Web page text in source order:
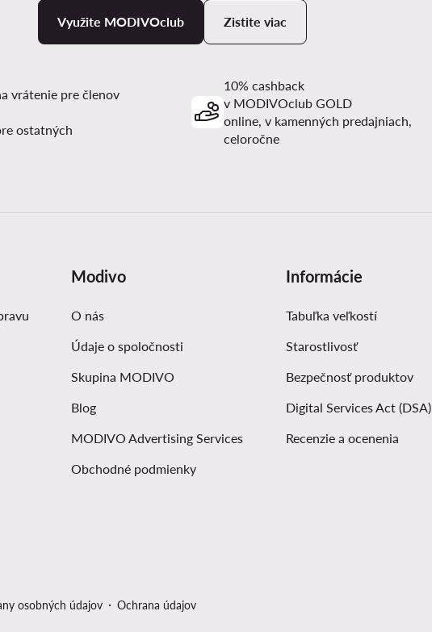
Využite MODIVOclub Zistite viac
vrátenie pre členov
ostatných
10% cashback
v MODIVOclub GOLD
online, v kamenných predajniach,
celoročne
Modivo
O nás
Údaje o spoločnosti
Skupina MODIVO
Blog
MODIVO Advertising Services
Obchodné podmienky
Informácie
Tabuľka veľkostí
Starostlivosť
Bezpečnosť produktov
Digital Services Act (DSA)
Recenzie a ocenenia
osobných údajov Ochrana údajov